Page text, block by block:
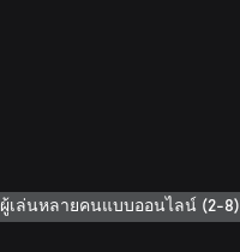
ผู้เล่นหลายคนแบบออนไลน์ (2-8)